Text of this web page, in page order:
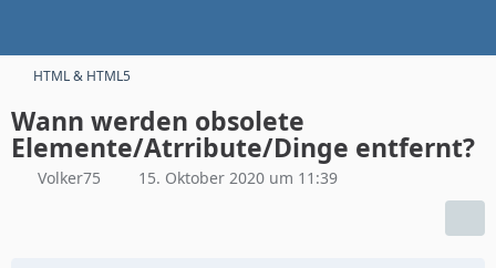
HTML & HTML5
Wann werden obsolete
Elemente/Atrribute/Dinge entfernt?
Volker75 15. Oktober 2020 um 11:39